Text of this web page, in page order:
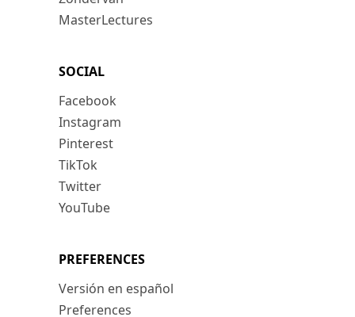
MasterLectures
SOCIAL
Facebook
Instagram
Pinterest
TikTok
Twitter
YouTube
PREFERENCES
Versión en español
Preferences